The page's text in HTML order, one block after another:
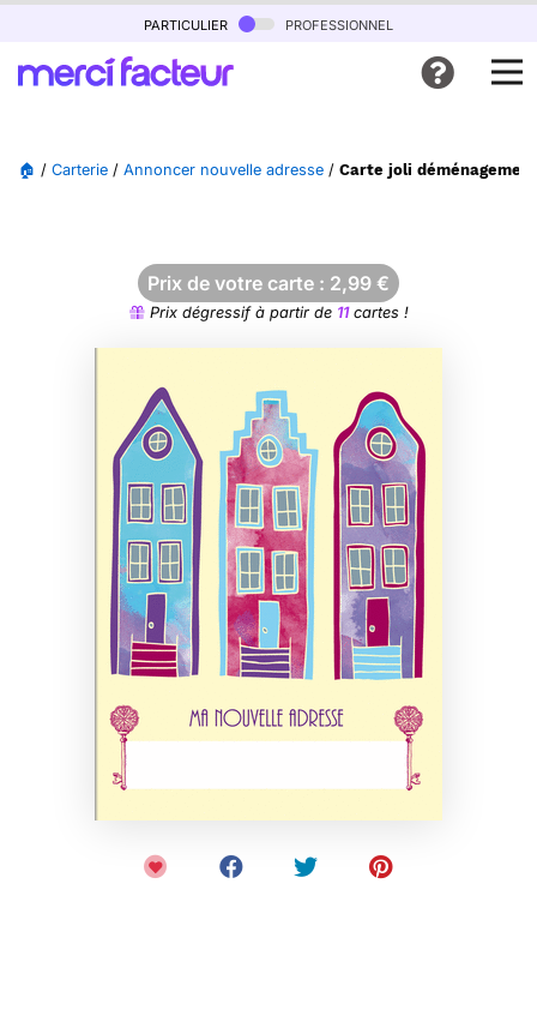
particulier professionnel
🏠 / Carterie / Annoncer nouvelle adresse / Carte joli
Prix de votre carte : 2,99 €
Prix dégressif à partir de 11cartes !